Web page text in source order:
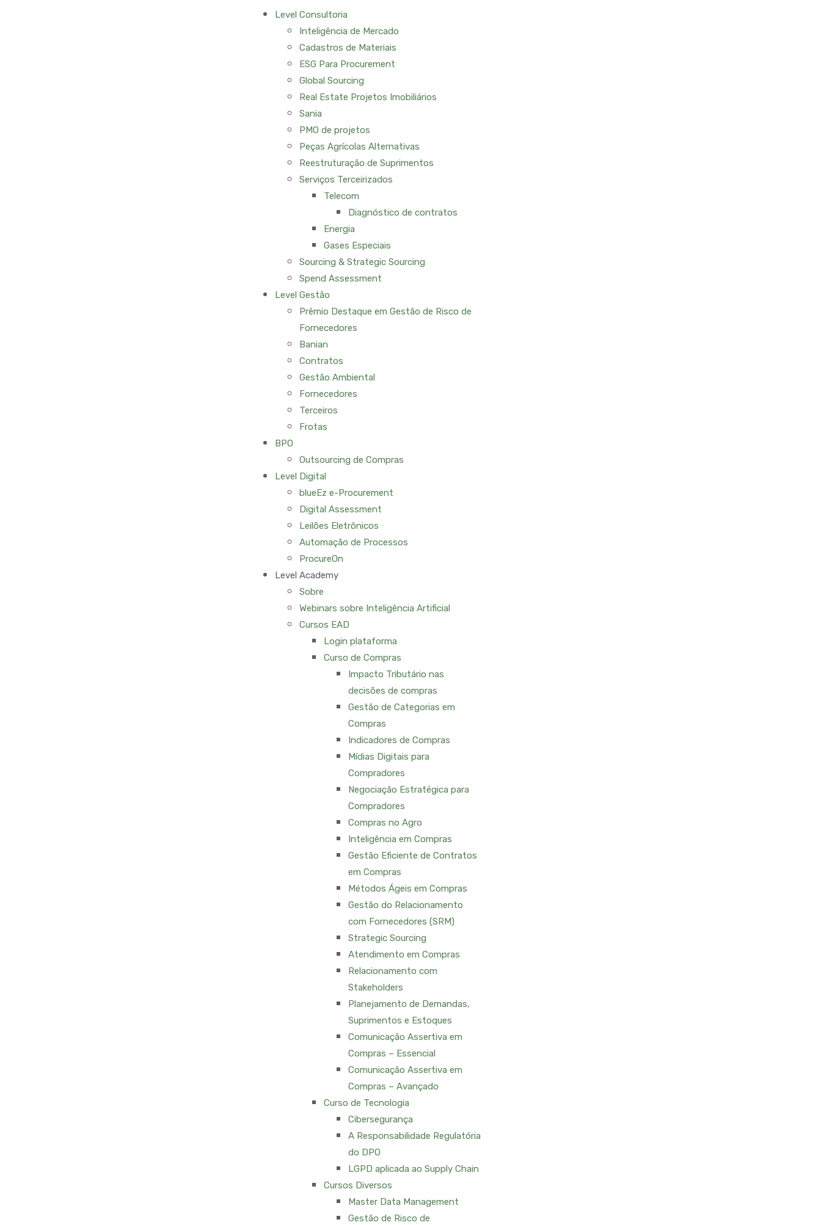
Level Consultoria
Inteligência de Mercado
Cadastros de Materiais
ESG Para Procurement
Global Sourcing
Real Estate Projetos Imobiliários
Sania
PMO de projetos
Peças Agrícolas Alternativas
Reestruturação de Suprimentos
Serviços Terceirizados
Telecom
Diagnóstico de contratos
Energia
Gases Especiais
Sourcing & Strategic Sourcing
Spend Assessment
Level Gestão
Prêmio Destaque em Gestão de Risco de
Fornecedores
Banian
Contratos
Gestão Ambiental
Fornecedores
Terceiros
Frotas
BPO
Outsourcing de Compras
Level Digital
blueEz e-Procurement
Digital Assessment
Leilões Eletrônicos
Automação de Processos
ProcureOn
Level Academy
Sobre
Webinars sobre Inteligência Artificial
Cursos EAD
Login plataforma
Curso de Compras
Impacto Tributário nas
decisões de compras
Gestão de Categorias em
Compras
Indicadores de Compras
Mídias Digitais para
Compradores
Negociação Estratégica para
Compradores
Compras no Agro
Inteligência em Compras
Gestão Eficiente de Contratos
em Compras
Métodos Ágeis em Compras
Gestão do Relacionamento
com Fornecedores (SRM)
Strategic Sourcing
Atendimento em Compras
Relacionamento com
Stakeholders
Planejamento de Demandas,
Suprimentos e Estoques
Comunicação Assertiva em
Compras – Essencial
Comunicação Assertiva em
Compras – Avançado
Curso de Tecnologia
Cibersegurança
A Responsabilidade Regulatória
do DPO
LGPD aplicada ao Supply Chain
Cursos Diversos
Master Data Management
Gestão de Risco de